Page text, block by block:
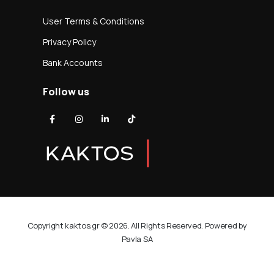
User Terms & Conditions
Privacy Policy
Bank Accounts
Follow us
Copyright kaktos.gr © 2026. All Rights Reserved. Powered by
Pavla SA